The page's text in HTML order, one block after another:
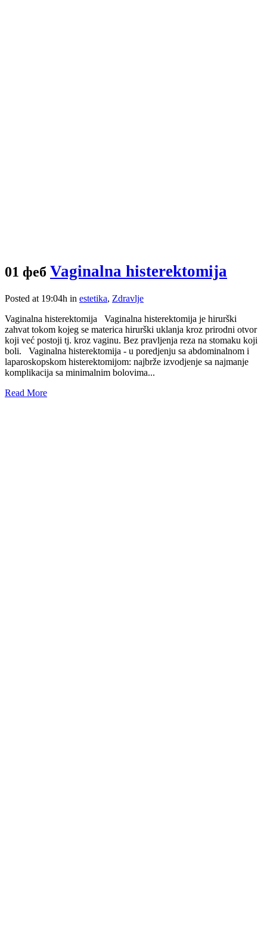
01 феб Vaginalna histerektomija
Posted at 19:04h in estetika, Zdravlje
Vaginalna histerektomija Vaginalna histerektomija je hirurški
zahvat tokom kojeg se materica hirurški uklanja kroz prirodni otvor
koji već postoji tj. kroz vaginu. Bez pravljenja reza na stomaku koji
boli. Vaginalna histerektomija - u poredjenju sa abdominalnom i
laparoskopskom histerektomijom: najbrže izvodjenje sa najmanje
komplikacija sa minimalnim bolovima...
Read More